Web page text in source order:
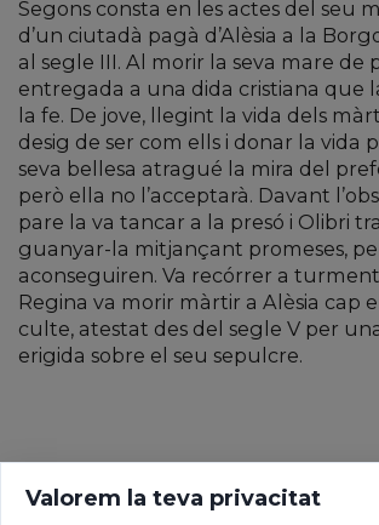
Segons consta en les actes del seu
d’un ciutadà pagà d’Alèsia a la
al segle III. Al morir la seva mare de
entregada a una dida cristiana que
la fe. De jove, llegint la vida dels
desig de ser com ells i donar la vida
seva bellesa atragué la mira del
però ella no l’acceptarà. Davant
pare la va tancar a la presó i Olibri
guanyar-la mitjançant promeses,
aconseguiren. Va recórrer a
Regina va morir màrtir a Alèsia cap
culte, atestat des del segle V per
erigida sobre el seu sepulcre.
Valorem la teva privacitat